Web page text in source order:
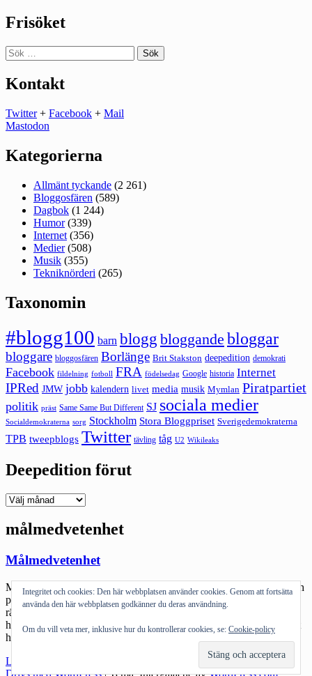
Frisöket
Sök
efter:
Kontakt
Twitter+ Facebook + Mail
Mastodon
Kategorierna
Allmänt tyckande (2 261)
Bloggosfären (589)
Dagbok (1 244)
Humor(339)
Internet (356)
Medier(508)
Musik (355)
Tekniknörderi (265)
Taxonomin
#blogg100 barn blogg bloggande bloggar
bloggare bloggosfären Borlänge Brit Stakston deepedition demokrati
Facebook fildelning fotboll FRA födelsedag Google historia Internet
IPRed JMW jobb kalendern livet media musik Mymlan Piratpartiet
politik präst Same Same But Different SJ sociala medier
Socialdemokraterna sorg Stockholm Stora Bloggpriset Sverigedemokraterna
TPB tweepblogs Twitter tävling tåg U2 Wikileaks
Deepedition förut
Deepedition
målmedvetenhet
Målmedvetenhet
Målmedvetenhet. Det är ett ord jag tänkt på idag efter att jag var och
pratade sociala medier med tjejerna (man får kalla dem det – där ju
rätt unga) i YFD – Ramona Karlssons initiativ för unga tjejer som
håller på med motorsport. Målmedvetenhet mitt i deras unga liv. Att
hålla på med något som få […]
Läs mer
Drivs med WordPress |Tema: Intergalactic avWordPress.com.
Integritet och cookies: Den här webbplatsen använder cookies. Genom att fortsätta
använda den här webbplatsen godkänner du deras användning.
Om du vill veta mer, inklusive hur du kontrollerar cookies, se: Cookie-policy